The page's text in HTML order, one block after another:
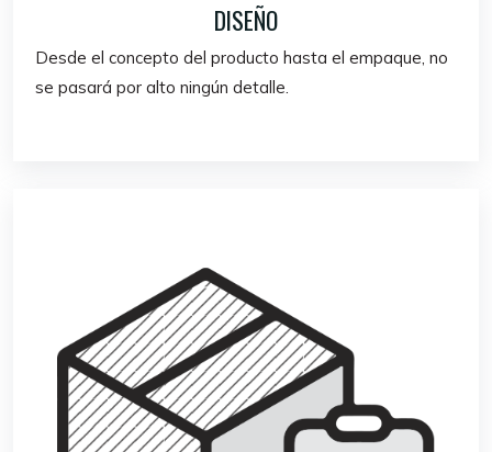
DISEÑO
Desde el concepto del producto hasta el empaque, no
se pasará por alto ningún detalle.